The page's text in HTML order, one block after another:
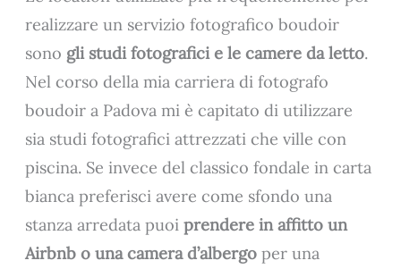
realizzare un servizio fotografico boudoir
sono gli studi fotografici e le camere da letto.
Nel corso della mia carriera di fotografo
boudoir a Padova mi è capitato di utilizzare
sia studi fotografici attrezzati che ville con
piscina. Se invece del classico fondale in carta
bianca preferisci avere come sfondo una
stanza arredata puoiprendere in affitto un
Airbnb o una camera d’albergo per una